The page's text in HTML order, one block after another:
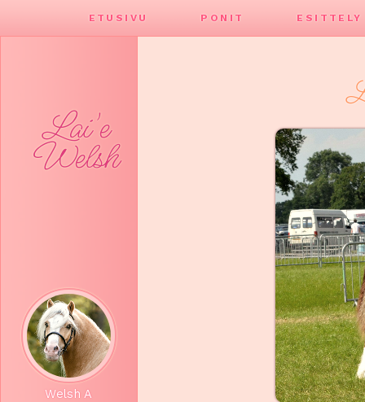
ETUSIVU PONIT ESITTELY
Lai'e
Welsh
Welsh A